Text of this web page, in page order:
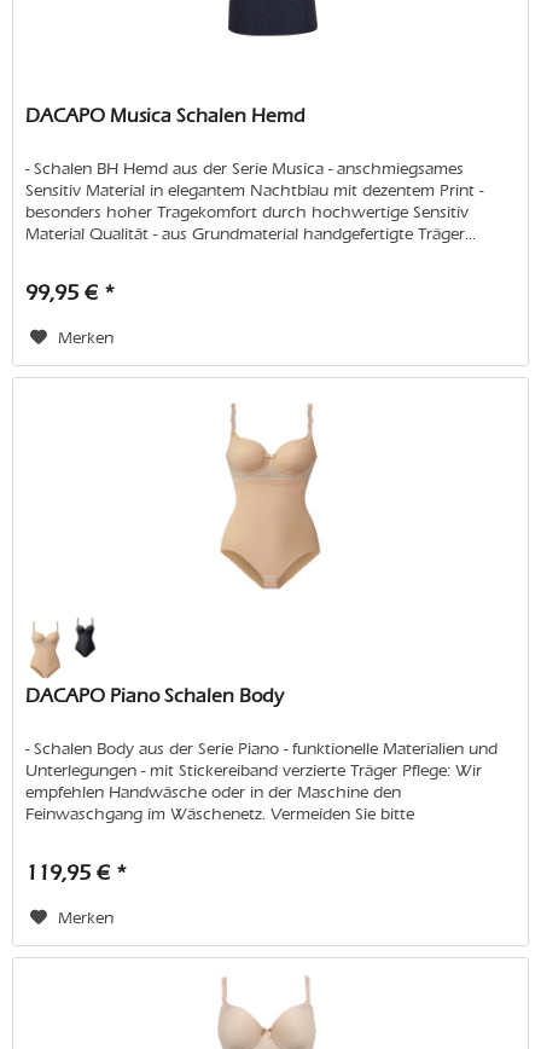
DACAPO Musica Schalen Hemd
- Schalen BH Hemd aus der Serie Musica - anschmiegsames
Sensitiv Material in elegantem Nachtblau mit dezentem Print -
besonders hoher Tragekomfort durch hochwertige Sensitiv
Material Qualität - aus Grundmaterial handgefertigte Träger...
99,95 € *
Merken
DACAPO Piano Schalen Body
- Schalen Body aus der Serie Piano - funktionelle Materialien und
Unterlegungen - mit Stickereiband verzierte Träger Pflege: Wir
empfehlen Handwäsche oder in der Maschine den
Feinwaschgang im Wäschenetz. Vermeiden Sie bitte
119,95 € *
Merken